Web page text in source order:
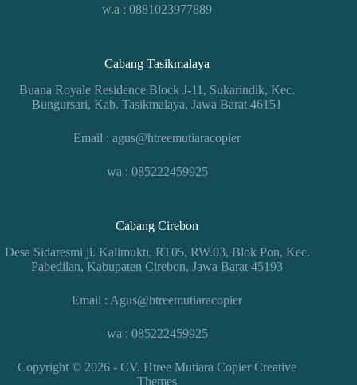
w.a : 0881023977889
Cabang Tasikmalaya
Buana Royale Residence Block J-11, Sukarindik, Kec.
Bungursari, Kab. Tasikmalaya, Jawa Barat 46151
Email : agus@htreemutiaracopier
wa : 085222459925
Cabang Cirebon
Desa Sidaresmi jl. Kalimukti, RT05, RW.03, Blok Pon, Kec.
Pabedilan, Kabupaten Cirebon, Jawa Barat 45193
Email : Agus@htreemutiaracopier
wa : 085222459925
Copyright © 2026 - CV. Htree Mutiara CopierCreative
Themes